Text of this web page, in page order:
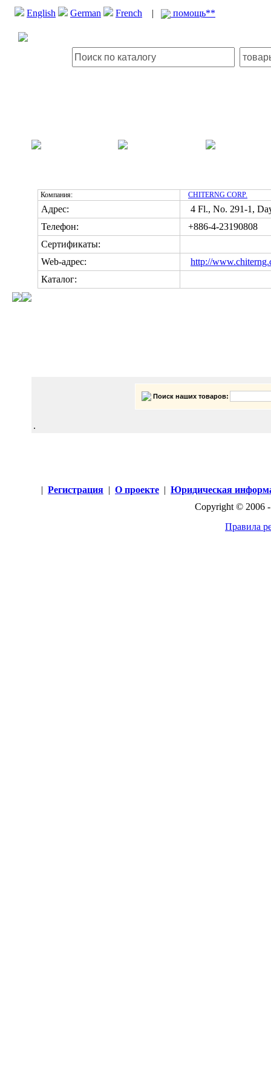
English German French | помощь**
Компания: CHITERNG CORP.
Адрес:
4 Fl., No. 291-1,
Телефон:
+886-4-23190808
Сертификаты:
Web-адрес:
http://
Каталог:
Поиск наших товаров:
.
| Регистрация | О проекте | Юридическая
Copyright © 2006
Правила